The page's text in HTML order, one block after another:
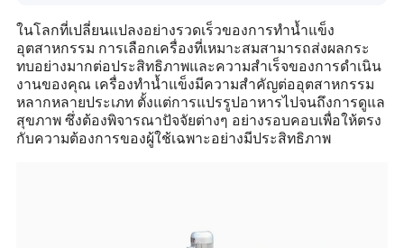
ในโลกที่เปลี่ยนแปลงอย่างรวดเร็วของการทำน้ำแข็ง
อุตสาหกรรม การเลือกเครื่องที่เหมาะสมสามารถส่งผลกระ
ทบอย่างมากต่อประสิทธิภาพและความสำเร็จของการดำเนิน
งานของคุณ เครื่องทำน้ำแข็งมีความสำคัญต่ออุตสาหกรรม
หลากหลายประเภท ตั้งแต่การแปรรูปอาหารไปจนถึงการดูแล
สุขภาพ ซึ่งต้องพิจารณาปัจจัยต่างๆ อย่างรอบคอบเพื่อให้ตรง
กับความต้องการของผู้ใช้เฉพาะอย่างมีประสิทธิภาพ